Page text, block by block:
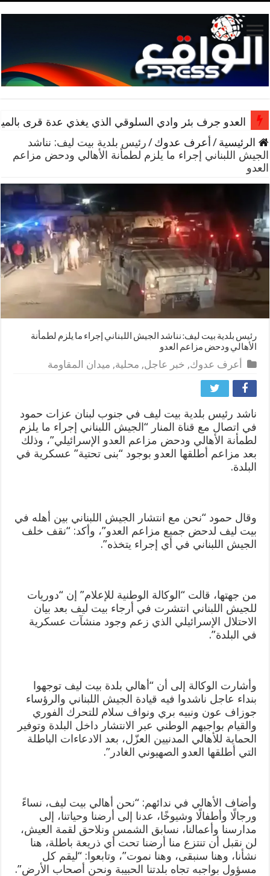
العدو جرف بئر وادي السلوقي الذي يغذي عدة قرى
الرئيسية /أعرف عدوك /رئيس بلدية بيت ليف: نناشد
الجيش اللبناني إجراء ما يلزم لطمأنة الأهالي ودحض مزاعم
العدو
رئيس بلدية بيت ليف: نناشد الجيش اللبناني إجراء ما يلزم لطمأنة
الأهالي ودحض مزاعم العدو
أعرف عدوك, خبر عاجل, محلية, ميدان المقاومة
ناشد رئيس بلدية بيت ليف في جنوب لبنان عزات حمود
في اتصال مع قناة المنار “الجيش اللبناني إجراء ما يلزم
لطمأنة الأهالي ودحض مزاعم العدو الإسرائيلي”، وذلك
بعد مزاعم أطلقها العدو بوجود “بنى تحتية” عسكرية في
البلدة.
وقال حمود “نحن مع انتشار الجيش اللبناني بين أهله في
بيت ليف لدحض جميع مزاعم العدو”، وأكد: “نقف خلف
الجيش اللبناني في أي إجراء يتخذه”.
من جهتها، قالت “الوكالة الوطنية للإعلام” إن “دوريات
للجيش اللبناني انتشرت في أرجاء بيت ليف بعد بيان
الاحتلال الإسرائيلي الذي زعم وجود منشآت عسكرية
في البلدة”.
وأشارت الوكالة إلى أن “أهالي بلدة بيت ليف توجهوا
بنداء عاجل ناشدوا فيه قيادة الجيش اللبناني والرؤساء
جوزاف عون ونبيه بري ونواف سلام للتحرك الفوري
والقيام بواجبهم الوطني عبر الانتشار داخل البلدة وتوفير
الحماية للأهالي المدنيين العزّل، بعد الادعاءات الباطلة
التي أطلقها العدو الصهيوني الغادر”.
وأضاف الأهالي في ندائهم: “نحن أهالي بيت ليف، نساءً
ورجالًا وأطفالًا وشيوخًا، عدنا إلى أرضنا وحياتنا، إلى
مدارسنا وأعمالنا، نسابق الشمس ونلاحق لقمة العيش،
لن نقبل أن تنتزع منا أرضنا تحت أي ذريعة باطلة، هنا
نشأنا، وهنا سنبقى، وهنا نموت”، وتابعوا: “ليقم كل
مسؤول بواجبه تجاه بلدتنا الحبيبة ونحن أصحاب الأرض”.